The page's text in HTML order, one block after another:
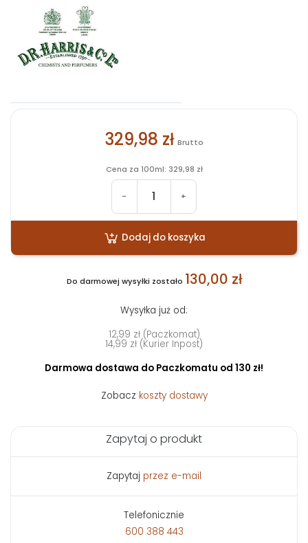
329,98 zł Brutto
Cena za 100ml: 329,98 zł
- +
Dodaj do koszyka
Do darmowej wysyłki zostało 130,00 zł
Wysyłka już od:
12,99 zł (Paczkomat)
14,99 zł (Kurier Inpost)
Darmowa dostawa do Paczkomatu od 130 zł!
Zobacz koszty dostawy
Zapytaj o produkt
Zapytaj przez e-mail
Telefonicznie
600 388 443